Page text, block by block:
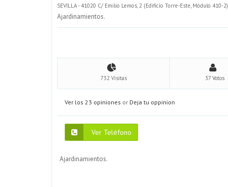
SEVILLA - 41020 C/ Emilio Lemos, 2 (Edificio Torre-Este, Módulo 410-2)
Ajardinamientos.
732 Visitas 37 Votos
Ver los 23 opiniones or Deja tu oppinion
Ver Teléfono
Ajardinamientos.